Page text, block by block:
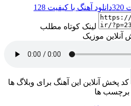
دانلود آهنگ با کیفیت 128
لینک کوتاه مطلب
آنلاین موزیک
کد پخش آنلاین این آهنگ برای وبلاگ ها
برچسب ها